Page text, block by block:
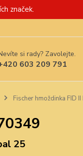
značek.
si rady? Zavolejte.
603 209 791
Fischer hmoždinka FID
25